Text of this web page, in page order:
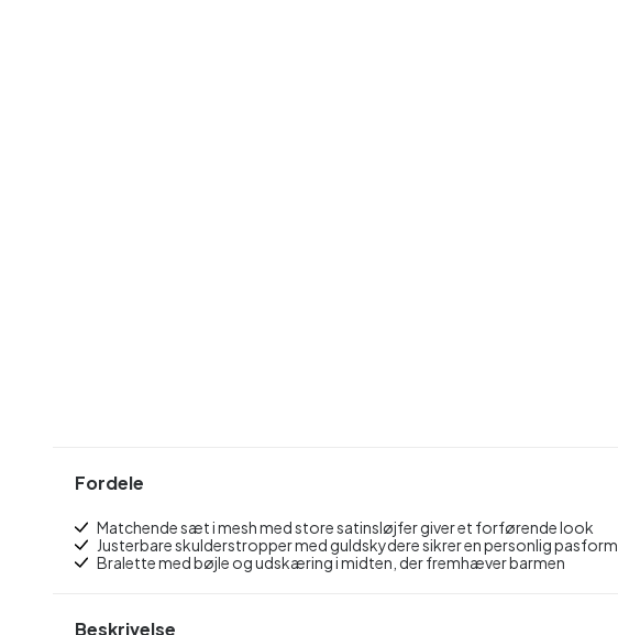
Fordele
Matchende sæt i mesh med store satinsløjfer giver et forførende look
Justerbare skulderstropper med guldskydere sikrer en personlig pasform
Bralette med bøjle og udskæring i midten, der fremhæver barmen
Beskrivelse